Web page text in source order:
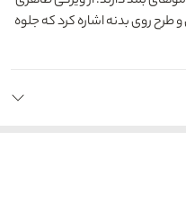
طرح روی بدنه اشاره کرد که جلوه‌